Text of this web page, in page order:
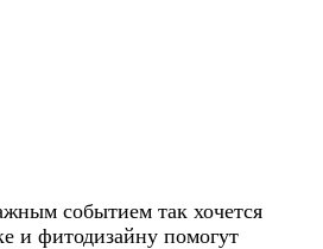
событием так хочется
и фитодизайну помогут